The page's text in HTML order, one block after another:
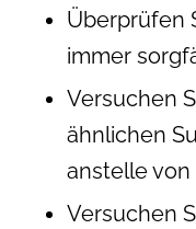
Überprüfen
immer
Versuchen
ähnlichen
anstelle von
Versuchen